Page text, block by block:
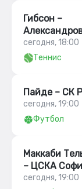
Гибсон –
сегодня, 18:00
Теннис
Пайде – СК
сегодня, 19:00
Футбол
Маккаби
– ЦСКА
сегодня, 19:00